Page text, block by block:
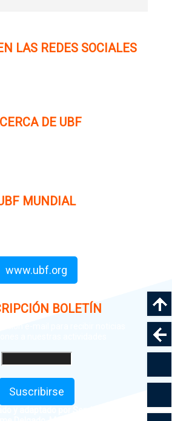
LAS REDES SOCIALES
DE UBF
MUNDIAL
www.ubf.org
BOLETÍN
Suscribirse